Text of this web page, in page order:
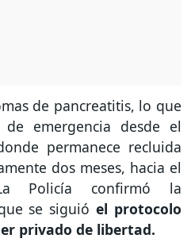
de pancreatitis, lo que
emergencia desde el
permanece recluida
dos meses, hacia el
Policía confirmó la
se siguióel protocolo
privado de libertad.